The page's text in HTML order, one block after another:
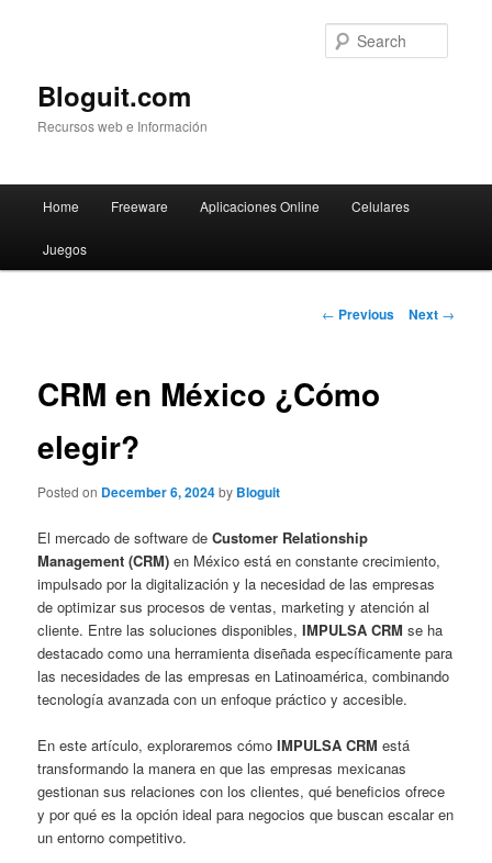
Bloguit.com
Recursos web e Información
Skip
to
Home Freeware Aplicaciones Online Celulares
Juegos
Post
← Previous Next →
CRM en México ¿Cómo
elegir?
Posted on December 6, 2024by Bloguit
El mercado de software deCustomer Relationship
Management (CRM) en México está en constante crecimiento,
impulsado por la digitalización y la necesidad de las empresas
de optimizar sus procesos de ventas, marketing y atención al
cliente. Entre las soluciones disponibles,IMPULSA CRM se ha
destacado como una herramienta diseñada específicamente para
las necesidades de las empresas en Latinoamérica, combinando
tecnología avanzada con un enfoque práctico y accesible.
En este artículo, exploraremos cómoIMPULSA CRM está
transformando la manera en que las empresas mexicanas
gestionan sus relaciones con los clientes, qué beneficios ofrece
y por qué es la opción ideal para negocios que buscan escalar en
un entorno competitivo.